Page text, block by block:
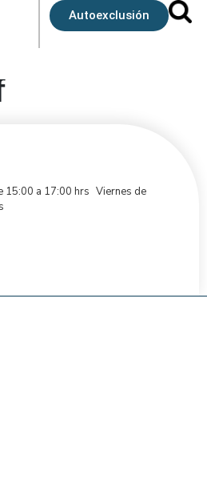
Autoexclusión
15:00 a 17:00 hrs Viernes de